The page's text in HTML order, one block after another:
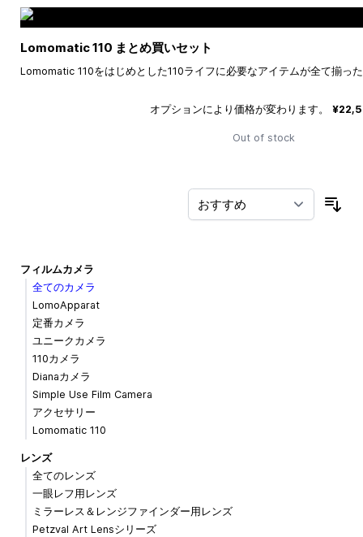
Lomomatic 110 まとめ買いセット
Lomomatic 110をはじめとした110ライフに必要なアイテムが全て揃っ
オプションにより価格が変わります。
Out of stock
フィルムカメラ
全てのカメラ
LomoApparat
定番カメラ
ユニークカメラ
110カメラ
Dianaカメラ
Simple Use Film Camera
アクセサリー
Lomomatic 110
レンズ
全てのレンズ
一眼レフ用レンズ
ミラーレス＆レンジファインダー用レンズ
Petzval Art Lensシリーズ